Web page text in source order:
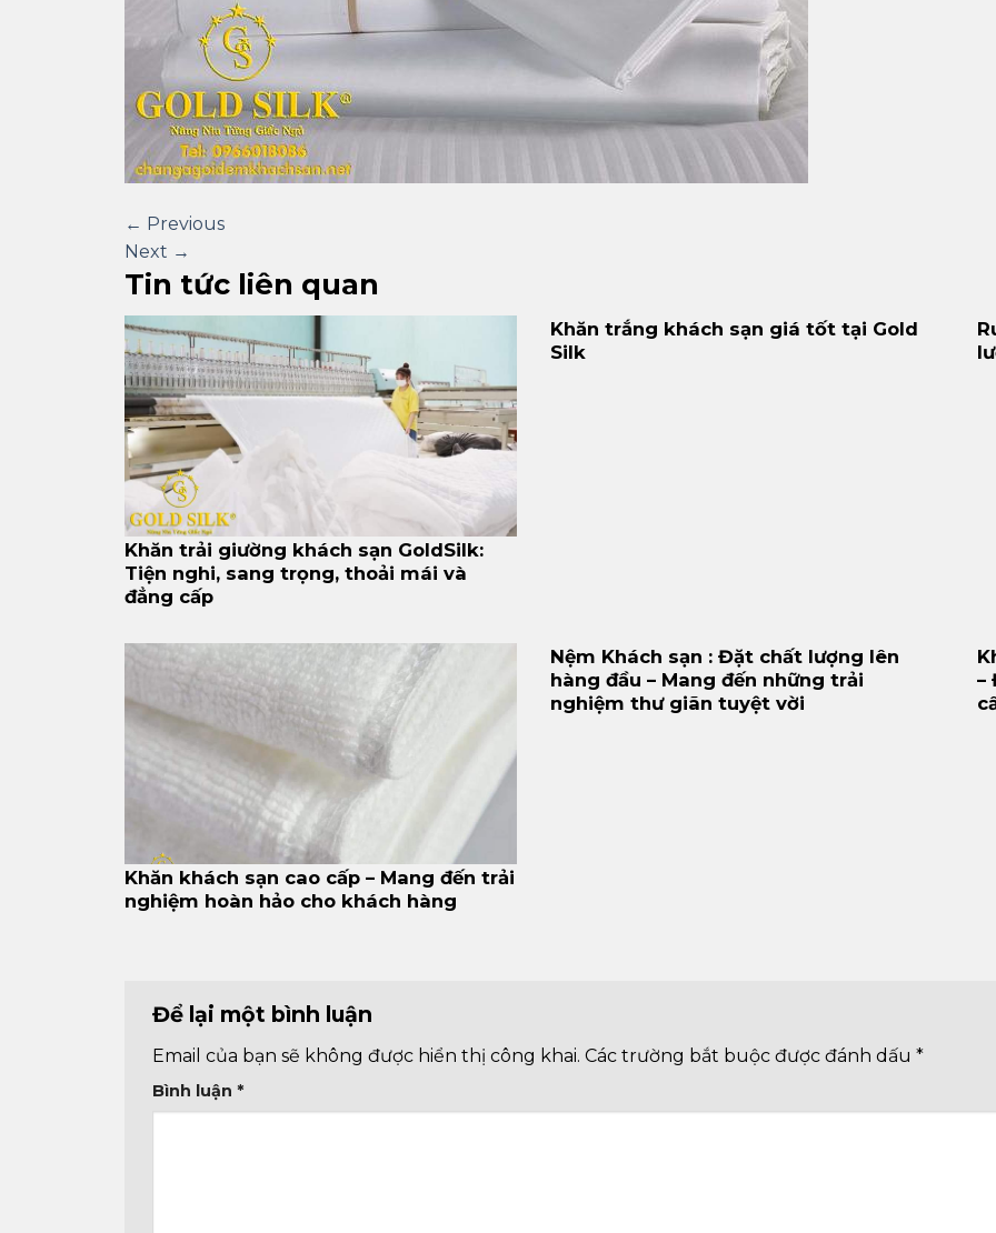
← Previous
Next →
Tin tức liên quan
Khăn trải giường khách sạn GoldSilk:
Tiện nghi, sang trọng, thoải mái và
đẳng cấp
Khăn trắng khách sạn giá tốt tại Gold
Silk
Khăn khách sạn cao cấp – Mang đến trải
nghiệm hoàn hảo cho khách hàng
Nệm Khách sạn : Đặt chất lượng lên
hàng đầu – Mang đến những trải
nghiệm thư giãn tuyệt vời
–
Để lại một bình luận
Email của bạn sẽ không được hiển thị công khai. Các trường bắt buộc được đánh dấu *
Bình luận *